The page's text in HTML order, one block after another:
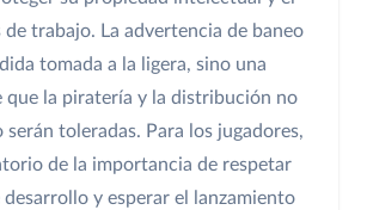
trabajo. La advertencia de baneo
tomada a la ligera, sino una
que la piratería y la distribución no
serán toleradas. Para los jugadores,
de la importancia de respetar
desarrollo y esperar el lanzamiento